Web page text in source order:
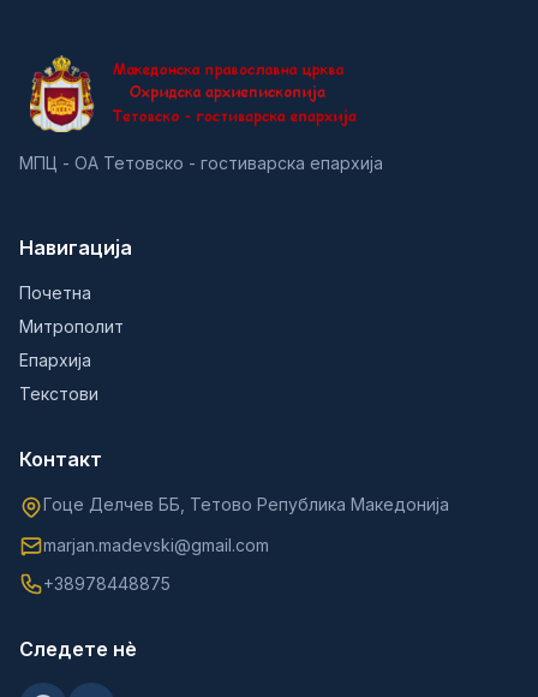
МПЦ - ОА Тетовско - гостиварска епархија
Навигација
Почетна
Митрополит
Епархија
Текстови
Контакт
Гоце Делчев ББ, Тетово Република Македонија
marjan.madevski@gmail.com
+38978448875
Следете нè